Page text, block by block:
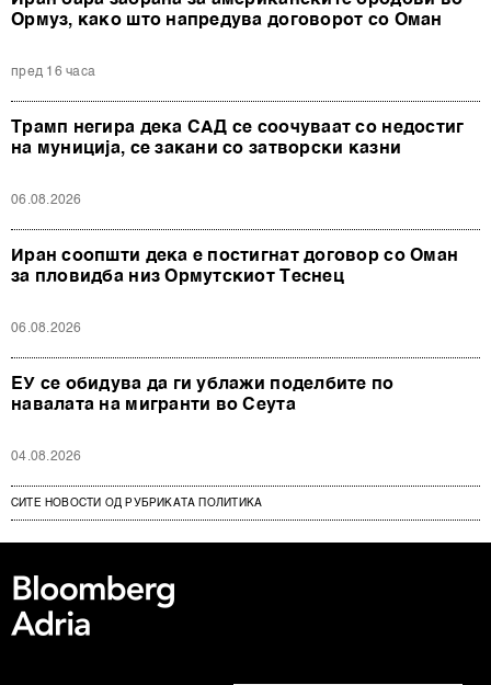
Ормуз, како што напредува договорот со Оман
пред 16 часа
Трамп негира дека САД се соочуваат со недостиг
на муниција, се закани со затворски казни
06.08.2026
Иран соопшти дека е постигнат договор со Оман
за пловидба низ Ормутскиот Теснец
06.08.2026
ЕУ се обидува да ги ублажи поделбите по
навалата на мигранти во Сеута
04.08.2026
СИТЕ НОВОСТИ ОД РУБРИКАТА ПОЛИТИКА